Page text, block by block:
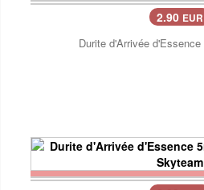
2.90 EUR
Durite d'Arrivée